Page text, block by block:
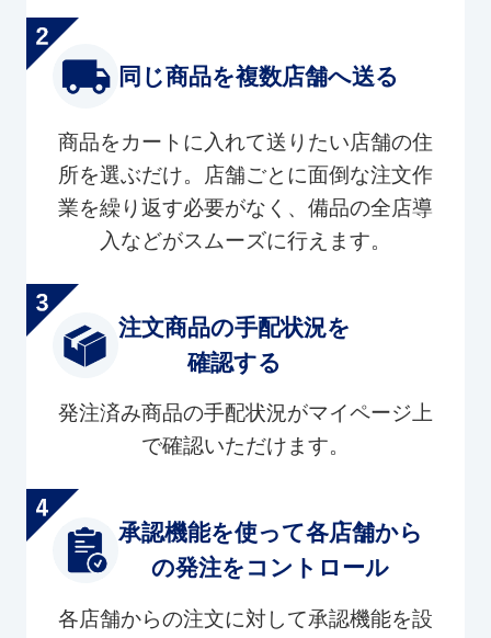
同じ商品を複数店舗へ送る
商品をカートに入れて送りたい店舗の住
所を選ぶだけ。店舗ごとに面倒な注文作
業を繰り返す必要がなく、備品の全店導
入などがスムーズに行えます。
注文商品の手配状況を
確認する
発注済み商品の手配状況がマイページ上
で確認いただけます。
承認機能を使って各店舗から
の発注をコントロール
各店舗からの注文に対して承認機能を設